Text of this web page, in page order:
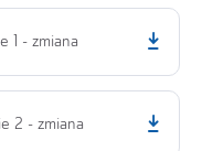
1 - zmiana
2 - zmiana